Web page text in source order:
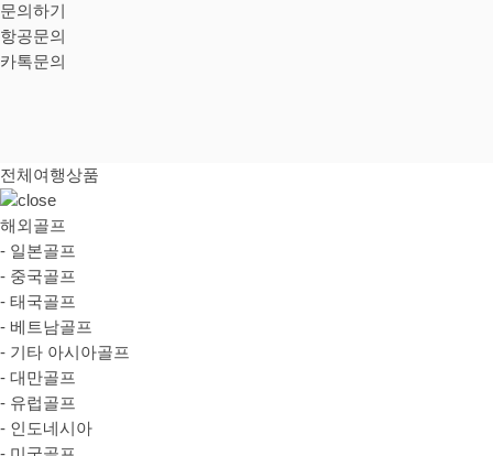
문의하기
항공문의
카톡문의
전체여행상품
해외골프
- 일본골프
- 중국골프
- 태국골프
- 베트남골프
- 기타 아시아골프
- 대만골프
- 유럽골프
- 인도네시아